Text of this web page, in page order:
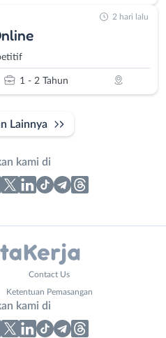
1 - 2 Tahun
2 hari lalu
Lainnya
kami di
Contact Us
Ketentuan Pemasangan
kami di